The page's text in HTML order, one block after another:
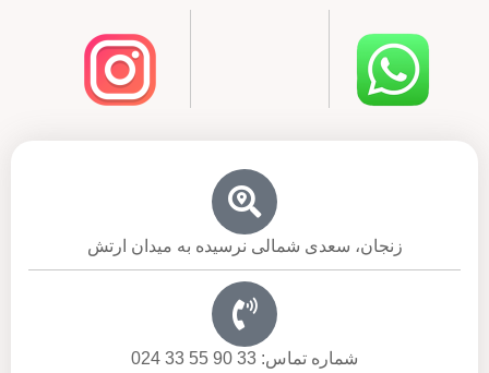
زنجان، سعدی شمالی نرسیده به میدان ارتش
شماره تماس: 33 90 55 33 024